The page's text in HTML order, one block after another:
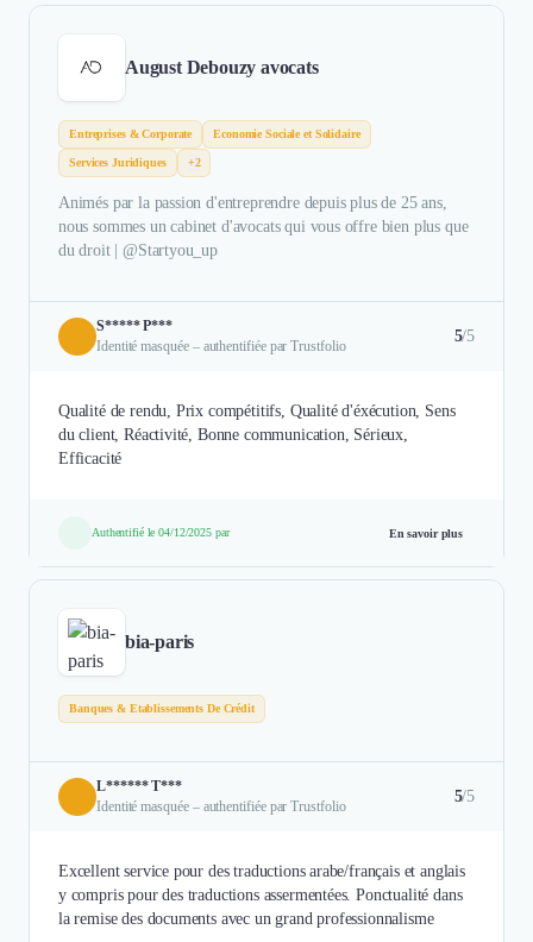
August Debouzy avocats
Entreprises & Corporate Economie Sociale et Solidaire
Services Juridiques +2
Animés par la passion d'entreprendre depuis plus de 25 ans,
nous sommes un cabinet d'avocats qui vous offre bien plus que
du droit | @Startyou_up
S***** P***
Identité masquée – authentifiée par Trustfolio
5/5
Qualité de rendu, Prix compétitifs, Qualité d'éxécution, Sens
du client, Réactivité, Bonne communication, Sérieux,
Efficacité
Authentifié le 04/12/2025 par En savoir plus
bia-paris
Banques & Etablissements De Crédit
L****** T***
Identité masquée – authentifiée par Trustfolio
5/5
Excellent service pour des traductions arabe/français et anglais
y compris pour des traductions assermentées. Ponctualité dans
la remise des documents avec un grand professionnalisme